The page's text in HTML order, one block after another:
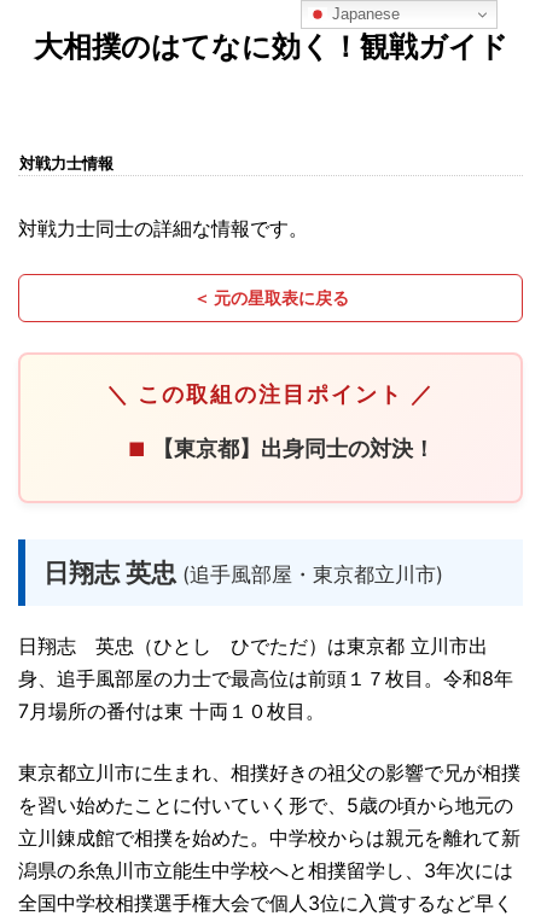
大相撲のはてなに効く！観戦ガイド
対戦力士情報
対戦力士同士の詳細な情報です。
＜ 元の星取表に戻る
＼ この取組の注目ポイント ／
■ 【東京都】出身同士の対決！
日翔志 英忠 (追手風部屋・東京都立川市)
日翔志 英忠（ひとし ひでただ）は東京都 立川市出
身、追手風部屋の力士で最高位は前頭１７枚目。令和8年
7月場所の番付は東 十両１０枚目。
東京都立川市に生まれ、相撲好きの祖父の影響で兄が相撲
を習い始めたことに付いていく形で、5歳の頃から地元の
立川錬成館で相撲を始めた。中学校からは親元を離れて新
潟県の糸魚川市立能生中学校へと相撲留学し、3年次には
全国中学校相撲選手権大会で個人3位に入賞するなど早く
Japanese